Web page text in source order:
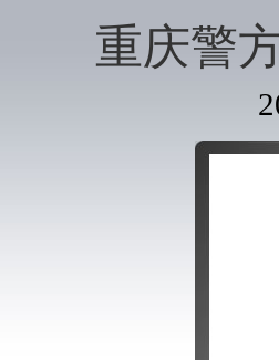
重庆警